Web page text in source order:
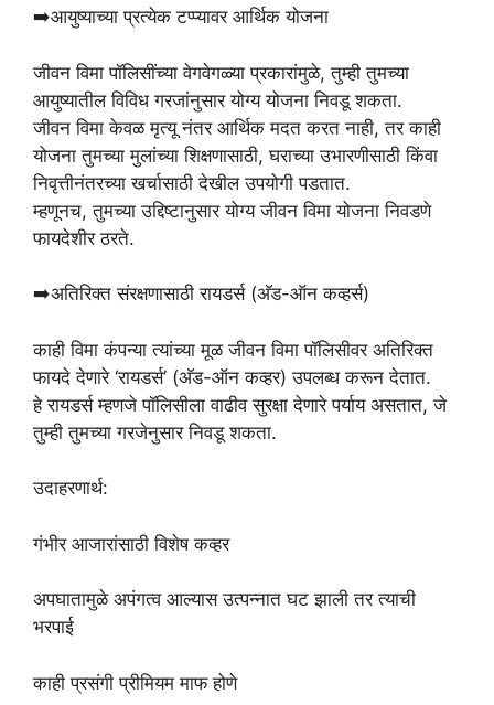
➡️आयुष्याच्या प्रत्येक टप्प्यावर आर्थिक योजना
जीवन विमा पॉलिसींच्या वेगवेगळ्या प्रकारांमुळे, तुम्ही तुमच्या
आयुष्यातील विविध गरजांनुसार योग्य योजना निवडू शकता.
जीवन विमा केवळ मृत्यू नंतर आर्थिक मदत करत नाही, तर काही
योजना तुमच्या मुलांच्या शिक्षणासाठी, घराच्या उभारणीसाठी किंवा
निवृत्तीनंतरच्या खर्चासाठी देखील उपयोगी पडतात.
म्हणूनच, तुमच्या उद्दिष्टानुसार योग्य जीवन विमा योजना निवडणे
फायदेशीर ठरते.
➡️अतिरिक्त संरक्षणासाठी रायडर्स (अ‍ॅड-ऑन कव्हर्स)
काही विमा कंपन्या त्यांच्या मूळ जीवन विमा पॉलिसीवर अतिरिक्त
फायदे देणारे ‘रायडर्स’ (अ‍ॅड-ऑन कव्हर) उपलब्ध करून देतात.
हे रायडर्स म्हणजे पॉलिसीला वाढीव सुरक्षा देणारे पर्याय असतात, जे
तुम्ही तुमच्या गरजेनुसार निवडू शकता.
उदाहरणार्थ:
गंभीर आजारांसाठी विशेष कव्हर
अपघातामुळे अपंगत्व आल्यास उत्पन्नात घट झाली तर त्याची
भरपाई
काही प्रसंगी प्रीमियम माफ होणे